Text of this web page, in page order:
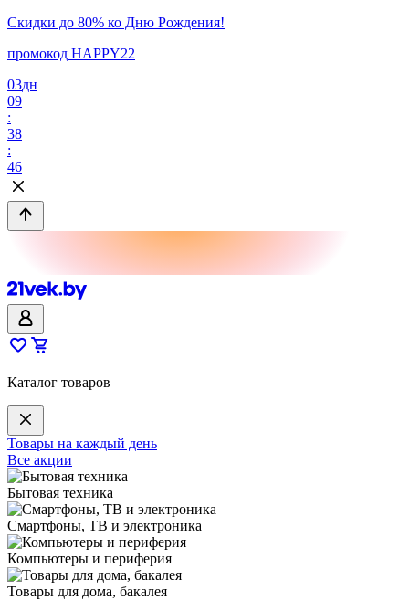
Скидки до 80% ко Дню Рождения!
промокод HAPPY22
03дн
09
:
38
:
46
Каталог товаров
Товары на каждый день
Все акции
Бытовая техника
Смартфоны, ТВ и электроника
Компьютеры и периферия
Товары для дома, бакалея